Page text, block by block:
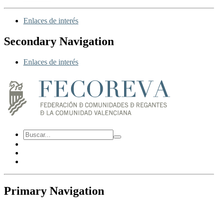
Enlaces de interés
Secondary Navigation
Enlaces de interés
Primary Navigation